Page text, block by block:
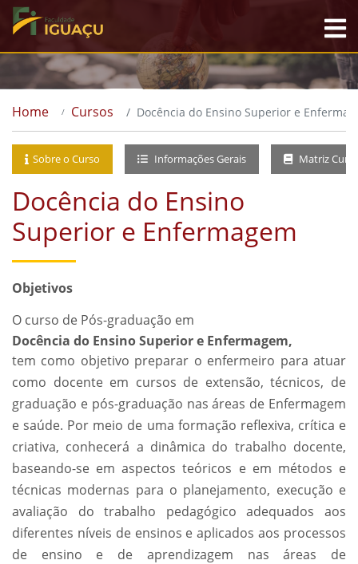
Home Cursos Docência do Ensino Superior e
Sobre o Curso Informações Gerais Matriz
Docência do Ensino
Superior e Enfermagem
Objetivos
O curso de Pós-graduação em
Docência do Ensino Superior e Enfermagem,
tem como objetivo preparar o enfermeiro para atuar
como docente em cursos de extensão, técnicos, de
graduação e pós-graduação nas áreas de Enfermagem
e saúde. Por meio de uma formação reflexiva, crítica e
criativa, conhecerá a dinâmica do trabalho docente,
baseando-se em aspectos teóricos e em métodos e
técnicas modernas para o planejamento, execução e
avaliação do trabalho pedagógico adequados aos
diferentes níveis de ensinos e aplicados aos processos
de ensino e de aprendizagem nas áreas de